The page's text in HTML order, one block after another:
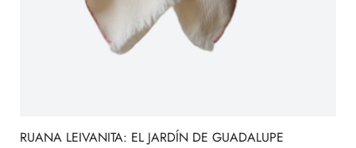
RUANA LEIVANITA: EL JARDÍN DE GUADALUPE